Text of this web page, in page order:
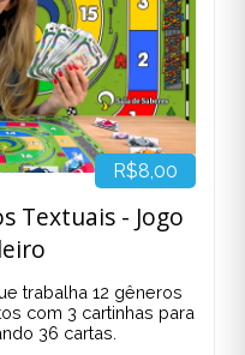
R$8,00
Textuais - Jogo
trabalha 12 gêneros
com 3 cartinhas para
36 cartas.